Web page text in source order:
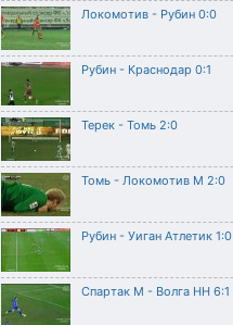
Локомотив - Рубин 0:0
Рубин - Краснодар 0:1
Терек - Томь 2:0
Томь - Локомотив М 2:0
Рубин - Уиган Атлетик 1:0
Спартак М - Волга НН 6:1